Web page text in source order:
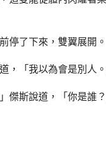
停了下來，雙翼展開。
，「我以為會是別人。
傑斯說道，「你是誰？